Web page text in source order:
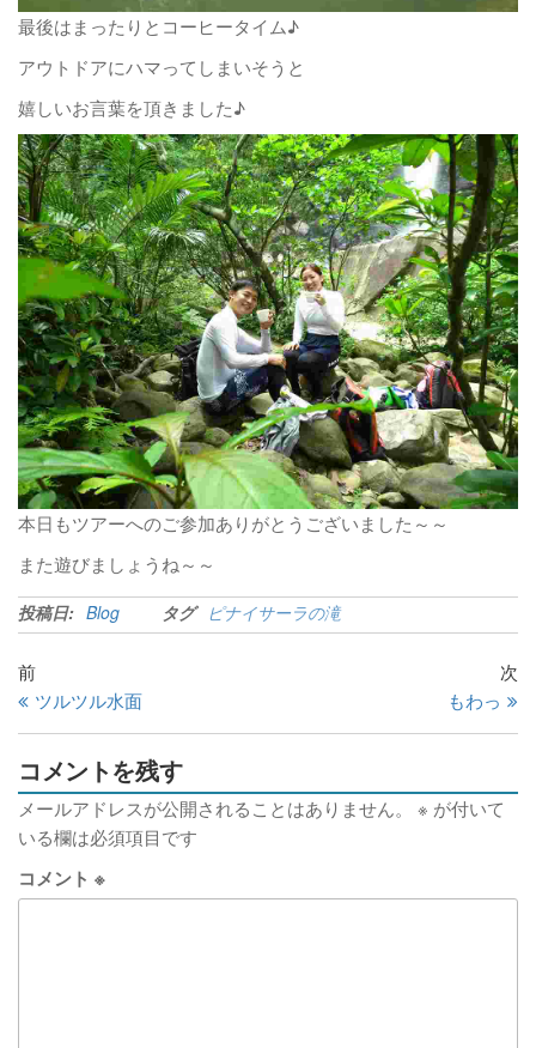
最後はまったりとコーヒータイム♪
アウトドアにハマってしまいそうと
嬉しいお言葉を頂きました♪
本日もツアーへのご参加ありがとうございました～～
また遊びましょうね～～
投稿日: Blog タグ ピナイサーラの滝
前
ツルツル水面
次
もわっ
コメントを残す
メールアドレスが公開されることはありません。 ※ が付いて
いる欄は必須項目です
コメント ※